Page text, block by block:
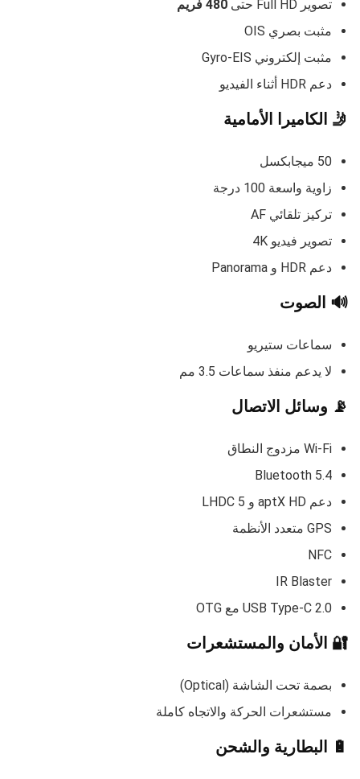
تصوير Full HD حتى
480 فريم
مثبت بصري OIS
مثبت إلكتروني Gyro-EIS
دعم HDR أثناء الفيديو
🤳 الكاميرا الأمامية
50 ميجابكسل
زاوية واسعة 100 درجة
تركيز تلقائي AF
تصوير فيديو 4K
دعم HDR و Panorama
🔊 الصوت
سماعات ستيريو
لا يدعم منفذ سماعات 3.5 مم
📡 وسائل الاتصال
Wi-Fi مزدوج النطاق
Bluetooth 5.4
دعم aptX HD و LHDC 5
GPS متعدد الأنظمة
NFC
IR Blaster
USB Type-C 2.0 مع OTG
🔐 الأمان والمستشعرات
بصمة تحت الشاشة (Optical)
مستشعرات الحركة والاتجاه كاملة
🔋 البطارية والشحن